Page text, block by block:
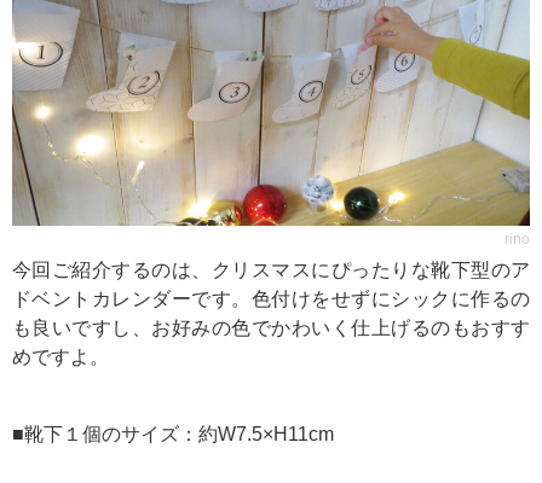
rino
今回ご紹介するのは、クリスマスにぴったりな靴下型のア
ドベントカレンダーです。色付けをせずにシックに作るの
も良いですし、お好みの色でかわいく仕上げるのもおすす
めですよ。
■靴下１個のサイズ：約W7.5×H11cm